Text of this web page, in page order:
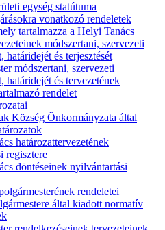
egység statútuma
vonatkozó rendeletek
tartalmazza a Helyi Tanács
módszertani, szervezeti
határidejét és terjesztését
módszertani, szervezeti
határidejét és tervezetének
rendelet
Község Önkormányzata által
határozattervezetének
regisztere
döntéseinek nyilvántartási
rendeletei
által kiadott normatív